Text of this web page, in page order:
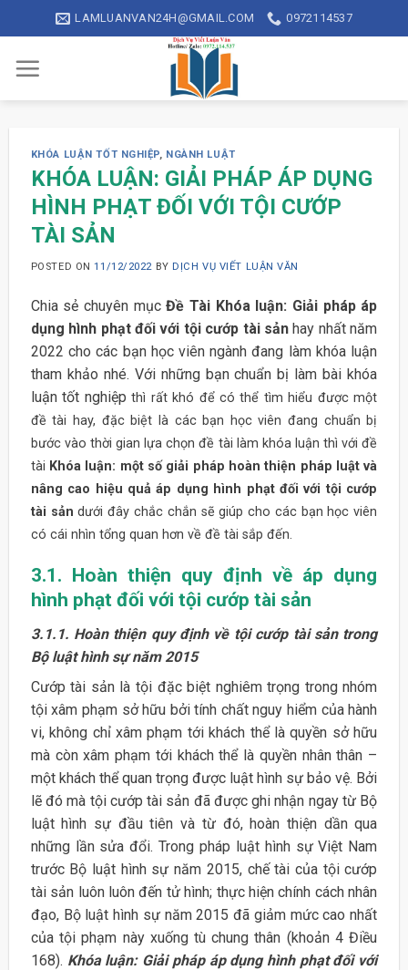
to
content
LAMLUANVAN24H@GMAIL.COM 0972114537
KHÓA LUẬN TỐT NGHIỆP, NGÀNH LUẬT
KHÓA LUẬN: GIẢI PHÁP ÁP DỤNG
HÌNH PHẠT ĐỐI VỚI TỘI CƯỚP
TÀI SẢN
POSTED ON11/12/2022 BY DỊCH VỤ VIẾT LUẬN VĂN
Chia sẻ chuyên mụcĐề Tài Khóa luận: Giải pháp áp
dụng hình phạt đối với tội cướp tài sản hay nhất năm
2022 cho các bạn học viên ngành đang làm khóa luận
tham khảo nhé. Với những bạn chuẩn bị làm bài khóa
luận tốt nghiệp thì rất khó để có thể tìm hiểu được một
đề tài hay, đặc biệt là các bạn học viên đang chuẩn bị
bước vào thời gian lựa chọn đề tài làm khóa luận thì với đề
tài Khóa luận: một số giải pháp hoàn thiện pháp luật và
nâng cao hiệu quả áp dụng hình phạt đối với tội cướp
tài sảndưới đây chắc chắn sẽ giúp cho các bạn học viên
có cái nhìn tổng quan hơn về đề tài sắp đến.
3.1. Hoàn thiện quy định về áp dụng
hình phạt đối với tội cướp tài sản
3.1.1. Hoàn thiện quy định về tội cướp tài sản trong
Bộ luật hình sự năm 2015
Cướp tài sản là tội đặc biệt nghiêm trọng trong nhóm
tội xâm phạm sở hữu bởi tính chất nguy hiểm của hành
vi, không chỉ xâm phạm tới khách thể là quyền sở hữu
mà còn xâm phạm tới khách thể là quyền nhân thân –
một khách thể quan trọng được luật hình sự bảo vệ. Bởi
lẽ đó mà tội cướp tài sản đã được ghi nhận ngay từ Bộ
luật hình sự đầu tiên và từ đó, hoàn thiện dần qua
những lần sửa đổi. Trong pháp luật hình sự Việt Nam
trước Bộ luật hình sự năm 2015, chế tài của tội cướp
tài sản luôn luôn đến tử hình; thực hiện chính cách nhân
đạo, Bộ luật hình sự năm 2015 đã giảm mức cao nhất
của tội phạm này xuống tù chung thân (khoản 4 Điều
168). Khóa luận: Giải pháp áp dụng hình phạt đối với